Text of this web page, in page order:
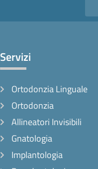
Servizi
Ortodonzia Linguale
Ortodonzia
Allineatori Invisibili
Gnatologia
Implantologia